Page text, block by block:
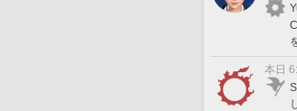
本日